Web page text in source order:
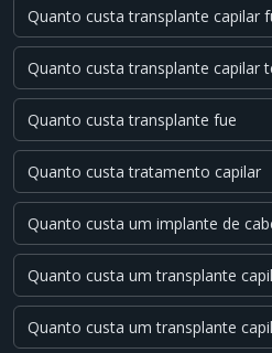
Quanto custa transplante capilar
Quanto custa transplante capilar
Quanto custa transplante fue
Quanto custa tratamento capilar
Quanto custa um implante de
Quanto custa um transplante
Quanto custa um transplante